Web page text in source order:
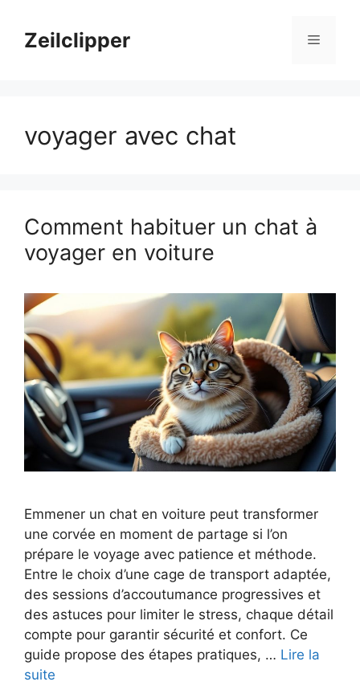
contenuZeilclipper Menu
voyager avec chat
Comment habituer un chat à
voyager en voiture
Emmener un chat en voiture peut transformer
une corvée en moment de partage si l’on
prépare le voyage avec patience et méthode.
Entre le choix d’une cage de transport adaptée,
des sessions d’accoutumance progressives et
des astuces pour limiter le stress, chaque détail
compte pour garantir sécurité et confort. Ce
guide propose des étapes pratiques, … Lire la
suite